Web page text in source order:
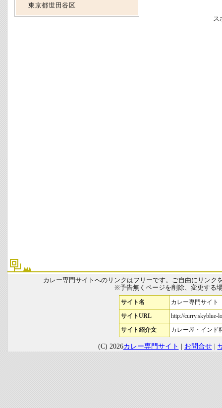
ス
東京都世田谷区
カレー専門サイトへのリンクはフリーです。ご自由にリン
※予告無くページを削除、変更する
サイト名 カレー専門サイト
サイトURL http://curry.skyblue-
サイト紹介文 カレー屋・インド
(C) 2026カレー専門サイト | お問合せ|